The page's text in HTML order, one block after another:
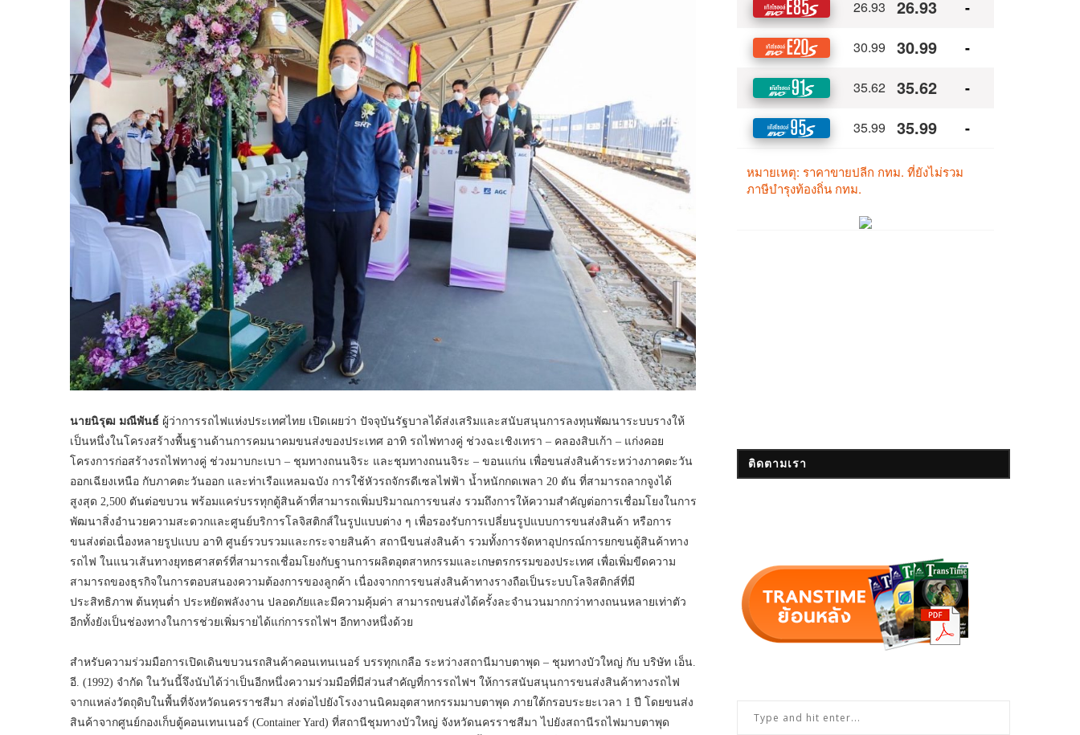
นายนิรุฒ มณีพันธ์ ผู้ว่าการรถไฟแห่งประเทศไทย เปิดเผยว่า ปัจจุบันรัฐบาลได้ส่งเสริมและสนับสนุนการลงทุนพัฒนาระบบรางให้
เป็นหนึ่งในโครงสร้างพื้นฐานด้านการคมนาคมขนส่งของประเทศ อาทิ รถไฟทางคู่ ช่วงฉะเชิงเทรา – คลองสิบเก้า – แก่งคอย
โครงการก่อสร้างรถไฟทางคู่ ช่วงมาบกะเบา – ชุมทางถนนจิระ และชุมทางถนนจิระ – ขอนแก่น เพื่อขนส่งสินค้าระหว่างภาคตะวัน
ออกเฉียงเหนือ กับภาคตะวันออก และท่าเรือแหลมฉบัง การใช้หัวรถจักรดีเซลไฟฟ้า น้ำหนักกดเพลา 20 ตัน ที่สามารถลากจูงได้
สูงสุด 2,500 ตันต่อขบวน พร้อมแคร่บรรทุกตู้สินค้าที่สามารถเพิ่มปริมาณการขนส่ง รวมถึงการให้ความสำคัญต่อการเชื่อมโยงในการ
พัฒนาสิ่งอำนวยความสะดวกและศูนย์บริการโลจิสติกส์ในรูปแบบต่าง ๆ เพื่อรองรับการเปลี่ยนรูปแบบการขนส่งสินค้า หรือการ
ขนส่งต่อเนื่องหลายรูปแบบ อาทิ ศูนย์รวบรวมและกระจายสินค้า สถานีขนส่งสินค้า รวมทั้งการจัดหาอุปกรณ์การยกขนตู้สินค้าทาง
รถไฟ ในแนวเส้นทางยุทธศาสตร์ที่สามารถเชื่อมโยงกับฐานการผลิตอุตสาหกรรมและเกษตรกรรมของประเทศ เพื่อเพิ่มขีดความ
สามารถของธุรกิจในการตอบสนองความต้องการของลูกค้า เนื่องจากการขนส่งสินค้าทางรางถือเป็นระบบโลจิสติกส์ที่มี
ประสิทธิภาพ ต้นทุนต่ำ ประหยัดพลังงาน ปลอดภัยและมีความคุ้มค่า สามารถขนส่งได้ครั้งละจำนวนมากกว่าทางถนนหลายเท่าตัว
อีกทั้งยังเป็นช่องทางในการช่วยเพิ่มรายได้แก่การรถไฟฯ อีกทางหนึ่งด้วย
สำหรับความร่วมมือการเปิดเดินขบวนรถสินค้าคอนเทนเนอร์ บรรทุกเกลือ ระหว่างสถานีมาบตาพุด – ชุมทางบัวใหญ่ กับ บริษัท เอ็น.
อี. (1992) จำกัด ในวันนี้จึงนับได้ว่าเป็นอีกหนึ่งความร่วมมือที่มีส่วนสำคัญที่การรถไฟฯ ให้การสนับสนุนการขนส่งสินค้าทางรถไฟ
จากแหล่งวัตถุดิบในพื้นที่จังหวัดนครราชสีมา ส่งต่อไปยังโรงงานนิคมอุตสาหกรรมมาบตาพุด ภายใต้กรอบระยะเวลา 1 ปี โดยขนส่ง
สินค้าจากศูนย์กองเก็บตู้คอนเทนเนอร์ (Container Yard) ที่สถานีชุมทางบัวใหญ่ จังหวัดนครราชสีมา ไปยังสถานีรถไฟมาบตาพุด
ติดตามเรา